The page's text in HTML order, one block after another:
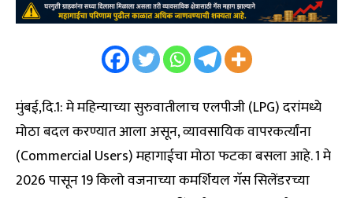
मुंबई,दि.1: मे महिन्याच्या सुरुवातीलाच एलपीजी (LPG) दरांमध्ये
मोठा बदल करण्यात आला असून, व्यावसायिक वापरकर्त्यांना
(Commercial Users) महागाईचा मोठा फटका बसला आहे. 1 मे
2026 पासून 19 किलो वजनाच्या कमर्शियल गॅस सिलेंडरच्या